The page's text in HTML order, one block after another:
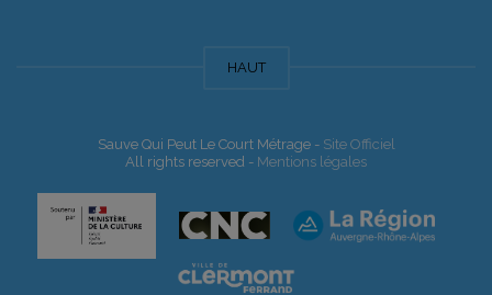
HAUT
Sauve Qui Peut Le Court Métrage - Site Officiel
All rights reserved - Mentions légales